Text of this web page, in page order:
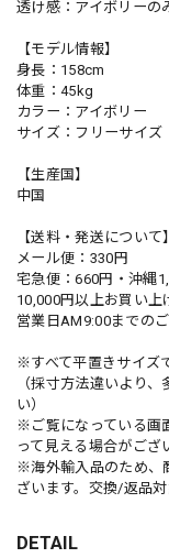
透け感：アイボリーの
【モデル情報】
身長：158cm
体重：45kg
カラー：アイボリー
サイズ：フリーサイズ
【生産国】
中国
【送料・発送について】
メール便：330円
宅急便：660円・沖縄
10,000円以上お買い上
営業日AM9:00までの
※すべて平置きサイズ
（採寸方法違いより
い）
※ご覧になっている画
って見える場合がござ
※海外輸入品のため、
ざいます。交換/返品
DETAIL